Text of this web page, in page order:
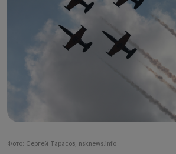
Фото: Сергей Тарасов, nsknews.info